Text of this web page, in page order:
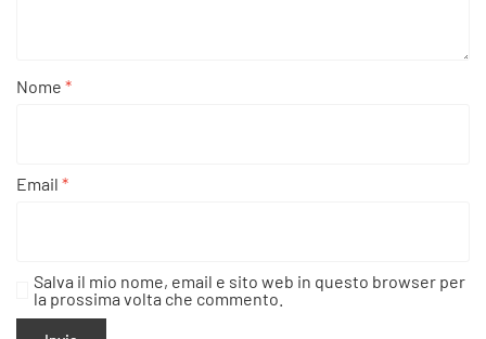
Nome *
Email *
Salva il mio nome, email e sito web in questo browser per
la prossima volta che commento.